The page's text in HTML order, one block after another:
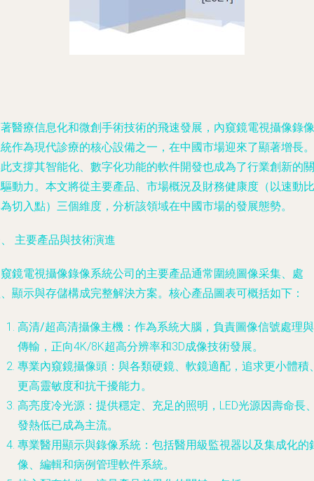
醫療信息化和微創手術技術的飛速發展，內窺鏡電視攝像錄像
作為現代診療的核心設備之一，在中國市場迎來了顯著增長。
支撐其智能化、數字化功能的軟件開發也成為了行業創新的關
動力。本文將從主要產品、市場概況及財務健康度（以速動比
切入點）三個維度，分析該領域在中國市場的發展態勢。
主要產品與技術演進
鏡電視攝像錄像系統公司的主要產品通常圍繞圖像采集、處
顯示與存儲構成完整解決方案。核心產品圖表可概括如下：
高清/超高清攝像主機 ：作為系統大腦，負責圖像信號處理與
傳輸，正向4K/8K超高分辨率和3D成像技術發展。
專業內窺鏡攝像頭 ：與各類硬鏡、軟鏡適配，追求更小體積
更高靈敏度和抗干擾能力。
高亮度冷光源 ：提供穩定、充足的照明，LED光源因壽命長
發熱低已成為主流。
專業醫用顯示與錄像系統 ：包括醫用級監視器以及集成化的
像、編輯和病例管理軟件系統。